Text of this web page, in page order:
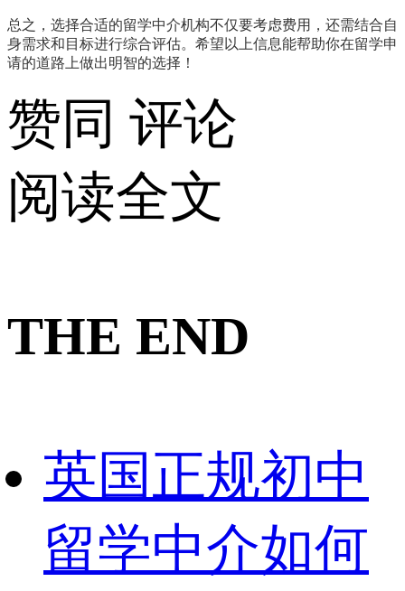
总之，选择合适的留学中介机构不仅要考虑费用，还需结合自
身需求和目标进行综合评估。希望以上信息能帮助你在留学申
请的道路上做出明智的选择！
赞同 评论
阅读全文
THE END
英国正规初中
留学中介如何